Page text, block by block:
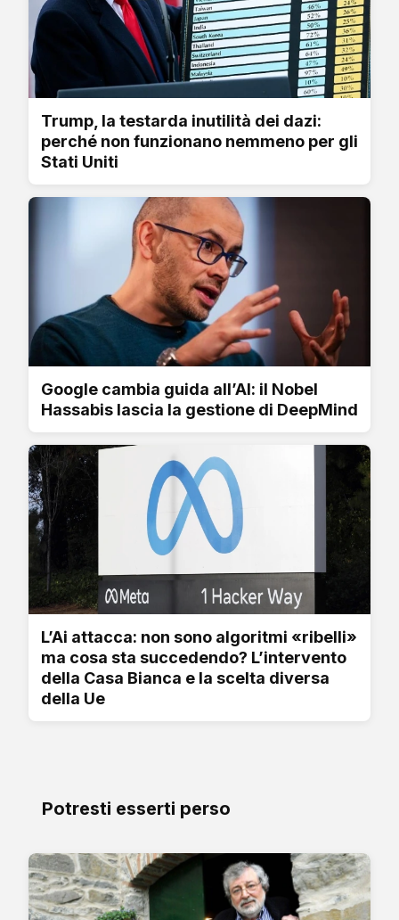
Trump, la testarda inutilità dei dazi:
perché non funzionano nemmeno per gli
Stati Uniti
Google cambia guida all’AI: il Nobel
Hassabis lascia la gestione di DeepMind
L’Ai attacca: non sono algoritmi «ribelli»
ma cosa sta succedendo? L’intervento
della Casa Bianca e la scelta diversa
della Ue
Potresti esserti perso